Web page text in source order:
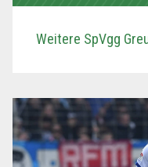
Weitere SpVgg